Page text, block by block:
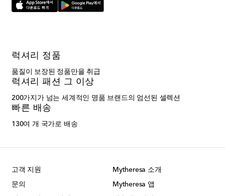
럭셔리 정품
품질이 보장된 정품만을 취급
럭셔리 패션 그 이상
200가지가 넘는 세계적인 명품 브랜드의 엄선된 셀렉션
빠른 배송
130여 개 국가로 배송
고객 지원
문의
Mytheresa 소개
Mytheresa 앱